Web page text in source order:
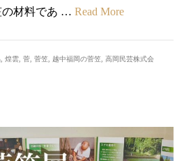
の材料であ … Read More
, 煌雲, 菅, 菅笠, 越中福岡の菅笠, 高岡民芸株式会